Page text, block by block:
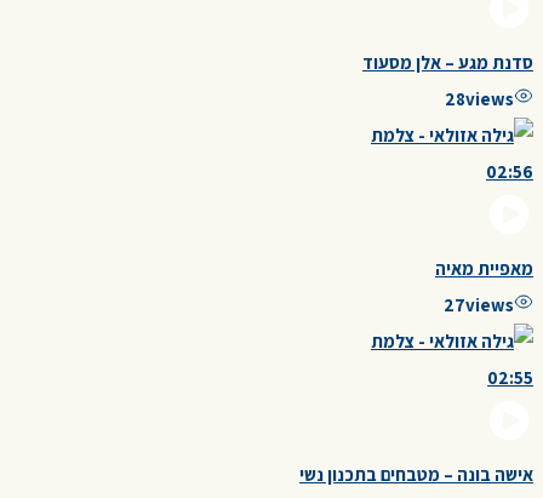
סדנת מגע – אלן מסעוד
28views
02:56
מאפיית מאיה
27views
02:55
אישה בונה – מטבחים בתכנון נשי